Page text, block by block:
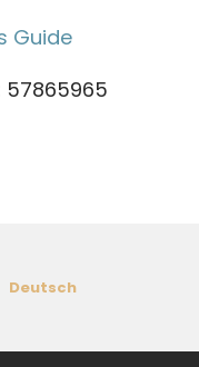
Guide
Deutsch